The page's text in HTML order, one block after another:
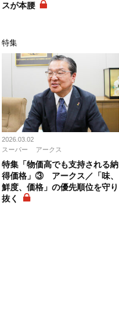
スが本腰
特集
2026.03.02
スーパー
アークス
特集「物価高でも支持される納
得価格」③ アークス／「味、
鮮度、価格」の優先順位を守り
抜く